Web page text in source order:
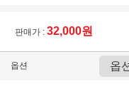
판매가 : 32,000원
옵션